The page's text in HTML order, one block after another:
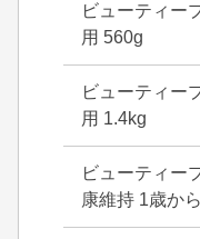
ビューティー
用 560g
ビューティー
用 1.4kg
ビューティー
康維持 1歳か